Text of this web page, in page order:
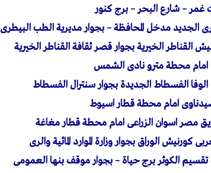
– شارع البحر – برج كنور
الجديد مدخل المحافظة – بجوار مديرية الطب البيطرى
محطة مترو نادى الشمس
الفسطاط الجديدة بجوار سنترال الفسطاط
امام محطة قطار اسيوط
مصر اسوان الزراعى امام محطة قطار مغاغة
كورنيش الوراق بجوار وزارة الموارد المائية والرى
تقسيم الكوثر برج حياة – بجوار موقف بنها العمومى